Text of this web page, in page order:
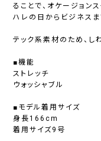
ることで、オケージョン
ハレの日からビジネスま
テック系素材のため、し
■機能
ストレッチ
ウォッシャブル
■モデル着用サイズ
身長166cm
着用サイズ9号